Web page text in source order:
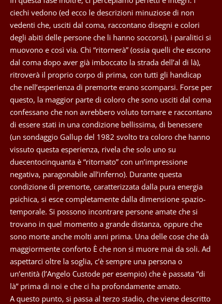
ciechi vedono (ed ecco le descrizioni minuziose di non
vedenti che, usciti dal coma, raccontano disegni e colori
degli abiti delle persone che li hanno soccorsi), i paralitici si
muovono e così via. Chi “ritornerà” (ossia quelli che escono
dal coma dopo aver già imboccato la strada dell’al di là),
ritroverà il proprio corpo di prima, con tutti gli handicap
che nell’esperienza di premorte erano scomparsi. Forse per
questo, la maggior parte di coloro che sono usciti dal coma
confessano che non avrebbero voluto tornare e raccontano
di essere stati in una condizione bellissima, di benessere
(un sondaggio Gallup del 1982 svolto tra coloro che hanno
vissuto questa esperienza, rivela che solo uno su
duecentocinquanta è “ritornato” con un’impressione
negativa, paragonabile all’inferno). Durante questa
condizione di premorte, caratterizzata dalla pura energia
psichica, si esce completamente dalla dimensione spazio-
temporale. Si possono incontrare persone amate che si
trovano in quel momento a grande distanza, oppure che
sono morte anche molti anni prima. Una delle cose che dà
maggiormente conforto È che non si muore mai da soli. Ad
aspettarci oltre la soglia, c’è sempre una persona o
un’entità (l’Angelo Custode per esempio) che è passata “di
là” prima di noi e che ci ha profondamente amato.
A questo punto, si passa al terzo stadio, che viene descritto